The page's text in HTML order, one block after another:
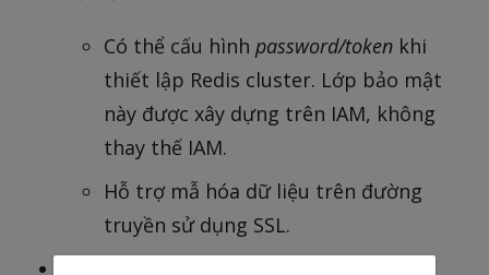
Có thể cấu hình password/token khi
thiết lập Redis cluster. Lớp bảo mật
này được xây dựng trên IAM, không
thay thế IAM.
Hỗ trợ mẫ hóa dữ liệu trên đường
truyền sử dụng SSL.